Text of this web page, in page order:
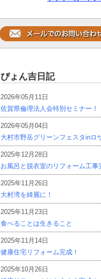
ぴょん吉日記
2026年05月11日
佐賀県倫理法人会特別セミナー！
2026年05月04日
大村市野岳グリーンフェスタinロ
2025年12月28日
お風呂と脱衣室のリフォーム工事
2025年11月26日
大村湾を綺麗に！
2025年11月23日
食べることは生きること
2025年11月14日
健康住宅リフォーム完成！
2025年10月26日